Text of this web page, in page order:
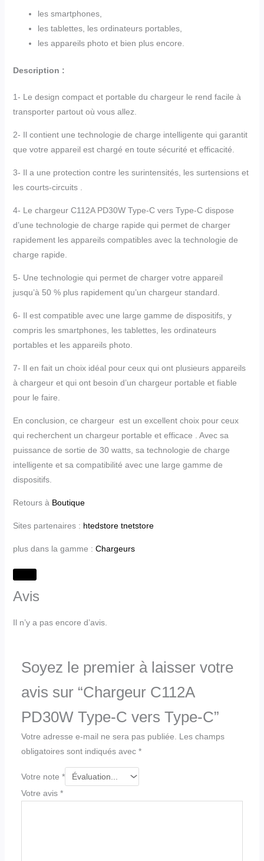
les smartphones,
les tablettes, les ordinateurs portables,
les appareils photo et bien plus encore.
Description :
1- Le design compact et portable du chargeur le rend facile à
transporter partout où vous allez.
2- Il contient une technologie de charge intelligente qui garantit
que votre appareil est chargé en toute sécurité et efficacité.
3- Il a une protection contre les surintensités, les surtensions et
les courts-circuits .
4- Le chargeur C112A PD30W Type-C vers Type-C dispose
d’une technologie de charge rapide qui permet de charger
rapidement les appareils compatibles avec la technologie de
charge rapide.
5- Une technologie qui permet de charger votre appareil
jusqu’à 50 % plus rapidement qu’un chargeur standard.
6- Il est compatible avec une large gamme de dispositifs, y
compris les smartphones, les tablettes, les ordinateurs
portables et les appareils photo.
7- Il en fait un choix idéal pour ceux qui ont plusieurs appareils
à chargeur et qui ont besoin d’un chargeur portable et fiable
pour le faire.
En conclusion, ce chargeur est un excellent choix pour ceux
qui recherchent un chargeur portable et efficace . Avec sa
puissance de sortie de 30 watts, sa technologie de charge
intelligente et sa compatibilité avec une large gamme de
dispositifs.
Retours à Boutique
Sites partenaires : htedstore tnetstore
plus dans la gamme : Chargeurs
Avis
Il n’y a pas encore d’avis.
Soyez le premier à laisser votre
avis sur “Chargeur C112A
PD30W Type-C vers Type-C”
Votre adresse e-mail ne sera pas publiée.
Les champs
obligatoires sont indiqués avec *
Votre note *
Votre avis *